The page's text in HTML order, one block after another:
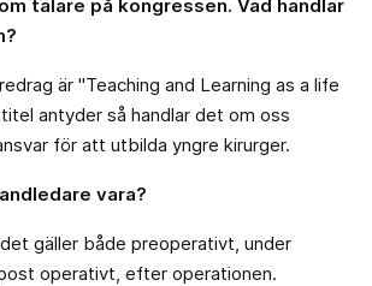
talare på kongressen. Vad handlar
är "Teaching and Learning as a life
antyder så handlar det om oss
för att utbilda yngre kirurger.
vara?
gäller både preoperativt, under
operativt, efter operationen.